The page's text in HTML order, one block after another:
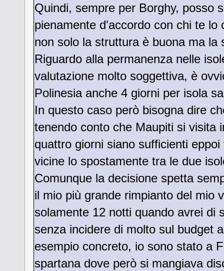
Quindi, sempre per Borghy, posso
pienamente d'accordo con chi te
non solo la struttura è buona ma la
Riguardo alla permanenza nelle
valutazione molto soggettiva, è
Polinesia anche 4 giorni per isola
In questo caso però bisogna dire
tenendo conto che Maupiti si visita
quattro giorni siano sufficienti
vicine lo spostamente tra le due
Comunque la decisione spetta
il mio più grande rimpianto del mio
solamente 12 notti quando avrei
senza incidere di molto sul budget
esempio concreto, io sono stato a
spartana dove però si mangiava